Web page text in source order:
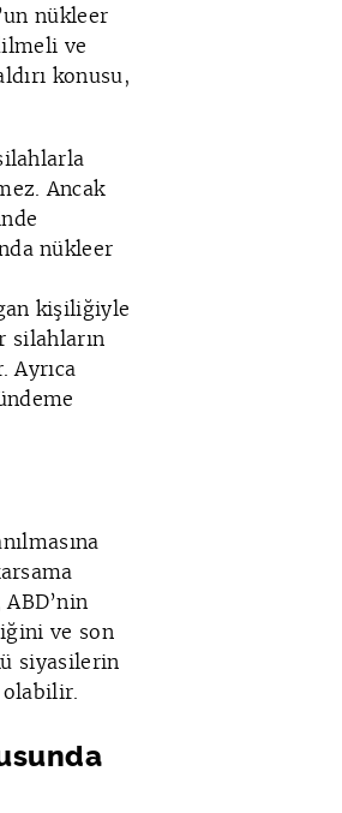
nükleer
ve
konusu,
Ancak
nükleer
kişiliğiyle
silahların
Ayrıca
ve son
siyasilerin
olabilir.